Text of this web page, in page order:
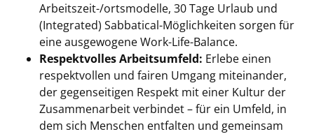
Arbeitszeit-/ortsmodelle, 30 Tage Urlaub und
(Integrated) Sabbatical-Möglichkeiten sorgen für
eine ausgewogene Work-Life-Balance.
Respektvolles Arbeitsumfeld: Erlebe einen
respektvollen und fairen Umgang miteinander,
der gegenseitigen Respekt mit einer Kultur der
Zusammenarbeit verbindet – für ein Umfeld, in
dem sich Menschen entfalten und gemeinsam